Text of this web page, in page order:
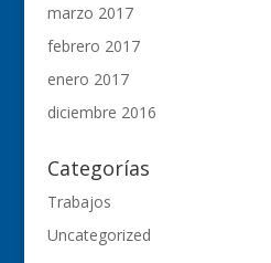
marzo 2017
febrero 2017
enero 2017
diciembre 2016
Categorías
Trabajos
Uncategorized